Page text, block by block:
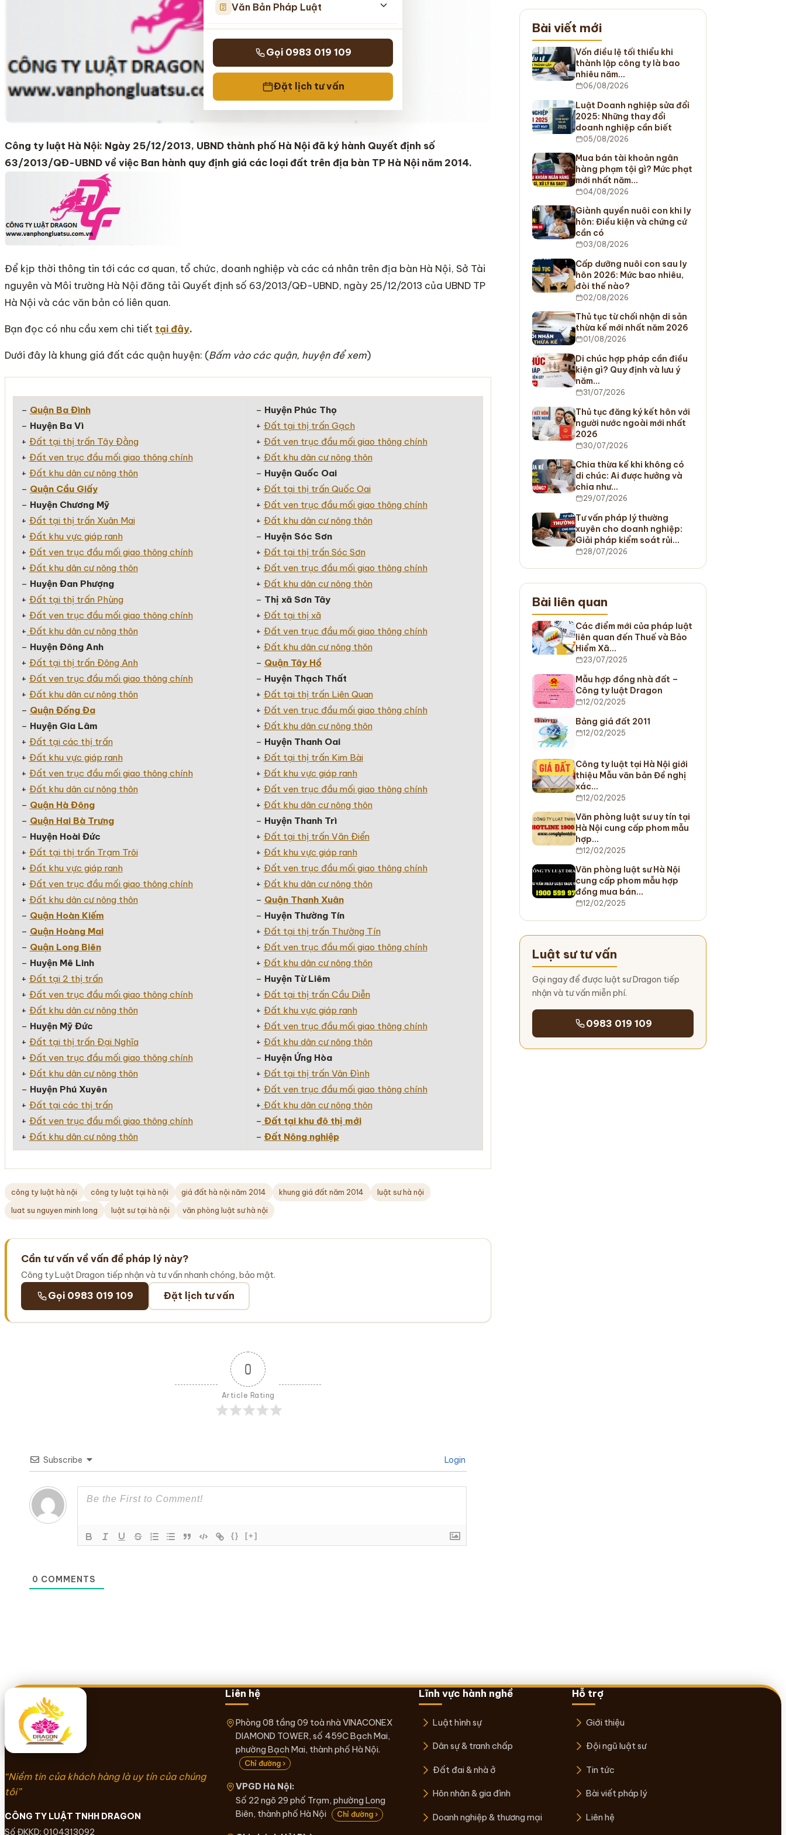
Văn Bản Pháp Luật
Gọi 0983 019 109
Đặt lịch tư vấn
Công ty luật Hà Nội: Ngày 25/12/2013, UBND thành phố Hà Nội đã ký hành Quyết định số
63/2013/QĐ-UBND về việc Ban hành quy định giá các loại đất trên địa bàn TP Hà Nội năm 2014.
Để kịp thời thông tin tới các cơ quan, tổ chức, doanh nghiệp và các cá nhân trên địa bàn Hà Nội, Sở Tài
nguyên và Môi trường Hà Nội đăng tải Quyết định số 63/2013/QĐ-UBND, ngày 25/12/2013 của UBND TP
Hà Nội và các văn bản có liên quan.
Bạn đọc có nhu cầu xem chi tiết tại đây.
Dưới đây là khung giá đất các quận huyện: (Bấm vào các quận, huyện để xem)
– Quận Ba Đình
– Huyện Ba Vì
+ Đất tại thị trấn Tây Đằng
+ Đất ven trục đầu mối giao thông chính
+ Đất khu dân cư nông thôn
– Quận Cầu Giấy
– Huyện Chương Mỹ
+ Đất tại thị trấn Xuân Mai
+ Đất khu vực giáp ranh
+ Đất ven trục đầu mối giao thông chính
+ Đất khu dân cư nông thôn
– Huyện Đan Phượng
+ Đất tại thị trấn Phùng
+ Đất ven trục đầu mối giao thông chính
+ Đất khu dân cư nông thôn
– Huyện Đông Anh
+ Đất tại thị trấn Đông Anh
+ Đất ven trục đầu mối giao thông chính
+ Đất khu dân cư nông thôn
– Quận Đống Đa
– Huyện Gia Lâm
+ Đất tại các thị trấn
+ Đất khu vực giáp ranh
+ Đất ven trục đầu mối giao thông chính
+ Đất khu dân cư nông thôn
– Quận Hà Đông
– Quận Hai Bà Trưng
– Huyện Hoài Đức
+ Đất tại thị trấn Trạm Trôi
+ Đất khu vực giáp ranh
+ Đất ven trục đầu mối giao thông chính
+ Đất khu dân cư nông thôn
– Quận Hoàn Kiếm
– Quận Hoàng Mai
– Quận Long Biên
– Huyện Mê Linh
+ Đất tại 2 thị trấn
+ Đất ven trục đầu mối giao thông chính
+ Đất khu dân cư nông thôn
– Huyện Mỹ Đức
+ Đất tại thị trấn Đại Nghĩa
+ Đất ven trục đầu mối giao thông chính
+ Đất khu dân cư nông thôn
– Huyện Phú Xuyên
+ Đất tại các thị trấn
+ Đất ven trục đầu mối giao thông chính
+ Đất khu dân cư nông thôn
– Huyện Phúc Thọ
+ Đất tại thị trấn Gạch
+ Đất ven trục đầu mối giao thông chính
+ Đất khu dân cư nông thôn
– Huyện Quốc Oai
+ Đất tại thị trấn Quốc Oai
+ Đất ven trục đầu mối giao thông chính
+ Đất khu dân cư nông thôn
– Huyện Sóc Sơn
+ Đất tại thị trấn Sóc Sơn
+ Đất ven trục đầu mối giao thông chính
+ Đất khu dân cư nông thôn
– Thị xã Sơn Tây
+ Đất tại thị xã
+ Đất ven trục đầu mối giao thông chính
+ Đất khu dân cư nông thôn
– Quận Tây Hồ
– Huyện Thạch Thất
+ Đất tại thị trấn Liên Quan
+ Đất ven trục đầu mối giao thông chính
+ Đất khu dân cư nông thôn
– Huyện Thanh Oai
+ Đất tại thị trấn Kim Bài
+ Đất khu vực giáp ranh
+ Đất ven trục đầu mối giao thông chính
+ Đất khu dân cư nông thôn
– Huyện Thanh Trì
+ Đất tại thị trấn Văn Điển
+ Đất khu vực giáp ranh
+ Đất ven trục đầu mối giao thông chính
+ Đất khu dân cư nông thôn
– Quận Thanh Xuân
– Huyện Thường Tín
+ Đất tại thị trấn Thường Tín
+ Đất ven trục đầu mối giao thông chính
+ Đất khu dân cư nông thôn
– Huyện Từ Liêm
+ Đất tại thị trấn Cầu Diễn
+ Đất khu vực giáp ranh
+ Đất ven trục đầu mối giao thông chính
+ Đất khu dân cư nông thôn
– Huyện Ứng Hòa
+ Đất tại thị trấn Vân Đình
+ Đất ven trục đầu mối giao thông chính
+ Đất khu dân cư nông thôn
– Đất tại khu đô thị mới
– Đất Nông nghiệp
công ty luật hà nội công ty luật tại hà nội giá đất hà nội năm 2014 khung giá đất năm 2014
luật sư hà nội
luat su nguyen minh long
luật sư tại hà nội văn phòng luật sư hà nội
Cần tư vấn về vấn đề pháp lý này?
Công ty Luật Dragon tiếp nhận và tư vấn nhanh chóng, bảo mật.
Gọi 0983 019 109 Đặt lịch tư vấn
0
Article Rating
Subscribe Login
{} [+]
0 COMMENTS
Bài viết mới
Vốn điều lệ tối thiểu khi
thành lập công ty là bao
nhiêu năm…
06/08/2026
Luật Doanh nghiệp sửa đổi
2025: Những thay đổi
doanh nghiệp cần biết
05/08/2026
Mua bán tài khoản ngân
hàng phạm tội gì? Mức phạt
mới nhất năm…
04/08/2026
Giành quyền nuôi con khi ly
hôn: Điều kiện và chứng cứ
cần có
03/08/2026
Cấp dưỡng nuôi con sau ly
hôn 2026: Mức bao nhiêu,
đòi thế nào?
02/08/2026
Thủ tục từ chối nhận di sản
thừa kế mới nhất năm 2026
01/08/2026
Di chúc hợp pháp cần điều
kiện gì? Quy định và lưu ý
năm…
31/07/2026
Thủ tục đăng ký kết hôn với
người nước ngoài mới nhất
2026
30/07/2026
Chia thừa kế khi không có
di chúc: Ai được hưởng và
chia như…
29/07/2026
Tư vấn pháp lý thường
xuyên cho doanh nghiệp:
Giải pháp kiểm soát rủi…
28/07/2026
Bài liên quan
Các điểm mới của pháp luật
liên quan đến Thuế và Bảo
Hiểm Xã…
23/07/2025
Mẫu hợp đồng nhà đất –
Công ty luật Dragon
12/02/2025
Bảng giá đất 2011
12/02/2025
Công ty luật tại Hà Nội giới
thiệu Mẫu văn bản Đề nghị
xác…
12/02/2025
Văn phòng luật sư uy tín tại
Hà Nội cung cấp phom mẫu
hợp…
12/02/2025
Văn phòng luật sư Hà Nội
cung cấp phom mẫu hợp
đồng mua bán…
12/02/2025
Luật sư tư vấn
Gọi ngay để được luật sư Dragon tiếp
nhận và tư vấn miễn phí.
0983 019 109
“Niềm tin của khách hàng là uy tín của chúng
tôi”
CÔNG TY LUẬT TNHH DRAGON
Số ĐKKD: 0104313092
Liên hệ
Phòng 08 tầng 09 toà nhà VINACONEX
DIAMOND TOWER, số 459C Bạch Mai,
phường Bạch Mai, thành phố Hà Nội.
Chỉ đường ›
VPGD Hà Nội:
Số 22 ngõ 29 phố Trạm, phường Long
Biên, thành phố Hà Nội
Chỉ đường ›
Lĩnh vực hành nghề
Luật hình sự
Dân sự & tranh chấp
Đất đai & nhà ở
Hôn nhân & gia đình
Doanh nghiệp & thương mại
Hỗ trợ
Giới thiệu
Đội ngũ luật sư
Tin tức
Bài viết pháp lý
Liên hệ